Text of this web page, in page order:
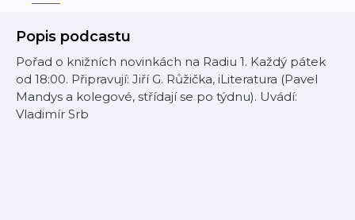
Popis podcastu
Pořad o knižních novinkách na Radiu 1. Každý pátek
od 18:00. Připravují: Jiří G. Růžička, iLiteratura (Pavel
Mandys a kolegové, střídají se po týdnu). Uvádí:
Vladimír Srb